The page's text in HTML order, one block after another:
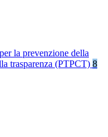
la prevenzione della
trasparenza (PTPCT) 8